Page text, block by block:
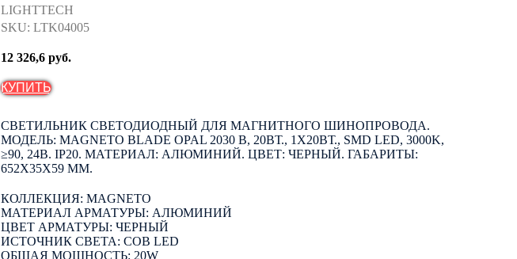
LIGHTTECH
SKU: LTK04005
12 326,6 руб.
КУПИТЬ
СВЕТИЛЬНИК СВЕТОДИОДНЫЙ ДЛЯ МАГНИТНОГО ШИНОПРОВОДА.
МОДЕЛЬ: MAGNETO BLADE OPAL 2030 B, 20ВТ., 1Х20ВТ., SMD LED, 3000K,
≥90, 24В. IP20. МАТЕРИАЛ: АЛЮМИНИЙ. ЦВЕТ: ЧЕРНЫЙ. ГАБАРИТЫ:
652Х35Х59 ММ.
КОЛЛЕКЦИЯ: MAGNETO
МАТЕРИАЛ АРМАТУРЫ: АЛЮМИНИЙ
ЦВЕТ АРМАТУРЫ: ЧЕРНЫЙ
ИСТОЧНИК СВЕТА: COB LED
ОБЩАЯ МОЩНОСТЬ: 20W